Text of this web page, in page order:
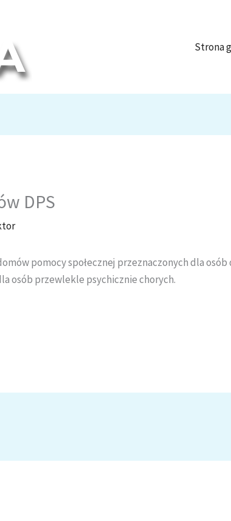
Strona
DPS
pomocy społecznej przeznaczonych dla osób
osób przewlekle psychicznie chorych.